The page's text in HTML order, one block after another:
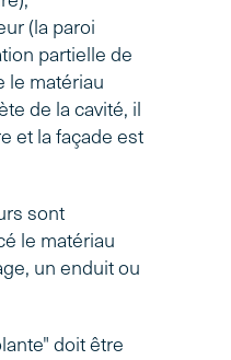
(la paroi
partielle de
le matériau
de la cavité, il
et la façade est
sont
le matériau
un enduit ou
doit être